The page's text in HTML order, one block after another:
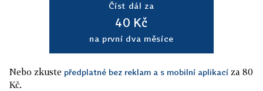
Číst dál za
40 Kč
na první dva měsíce
Nebo zkuste předplatné bez reklam a s mobilní aplikací za 80
Kč.